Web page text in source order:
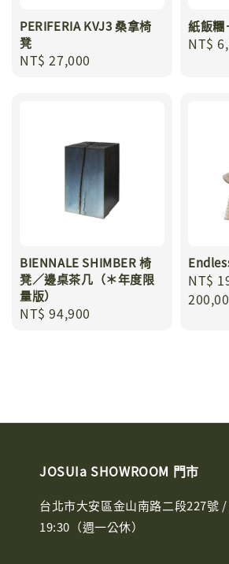
PERIFERIA KVJ3 桑拿椅
凳
Regular
NT$ 27,000
紙飯糰
NT$
BIENNALE SHIMBER 椅
凳／邊桌茶几（＊年度限
量版）
Regular
NT$ 94,900
price
NT$
JOSUIa SHOWROOM 門市
台北市大安區金山南路二段227號
19:30（週一公休）